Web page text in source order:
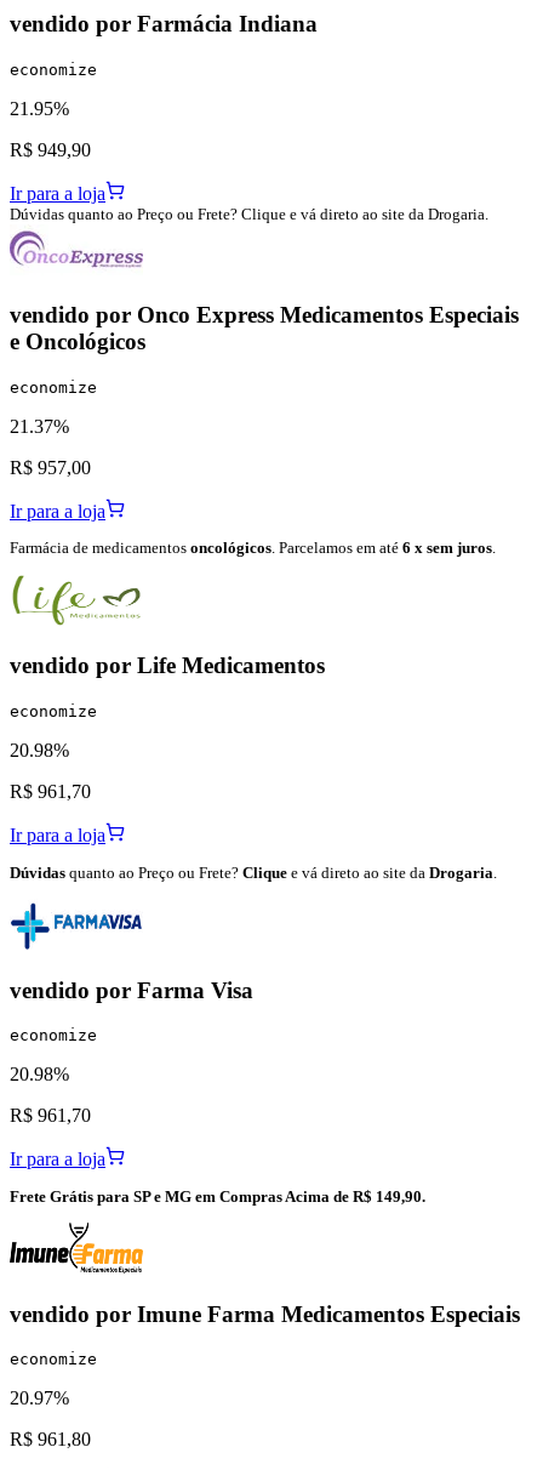
vendido por Farmácia Indiana
economize
21.95%
R$ 949,90
Ir para a loja
Dúvidas quanto ao Preço ou Frete? Clique e vá direto ao site da Drogaria.
vendido por Onco Express Medicamentos Especiais
e Oncológicos
economize
21.37%
R$ 957,00
Ir para a loja
Farmácia de medicamentos oncológicos. Parcelamos em até 6 x sem juros.
vendido por Life Medicamentos
economize
20.98%
R$ 961,70
Ir para a loja
Dúvidas quanto ao Preço ou Frete? Clique e vá direto ao site da Drogaria
vendido por Farma Visa
economize
20.98%
R$ 961,70
Ir para a loja
Frete Grátis para SP e MG em Compras Acima de R$ 149,90.
vendido por Imune Farma Medicamentos Especiais
economize
20.97%
R$ 961,80